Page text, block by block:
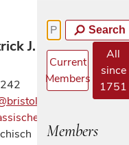
J.
Search
Current
Members
All
since
1751
Members